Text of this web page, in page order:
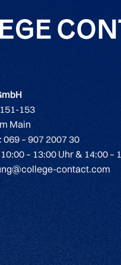
153
Main
: 069 – 907 2007 30
– 13:00 Uhr & 14:00 –
contact.com